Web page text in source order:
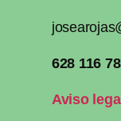
628 116
Aviso legal